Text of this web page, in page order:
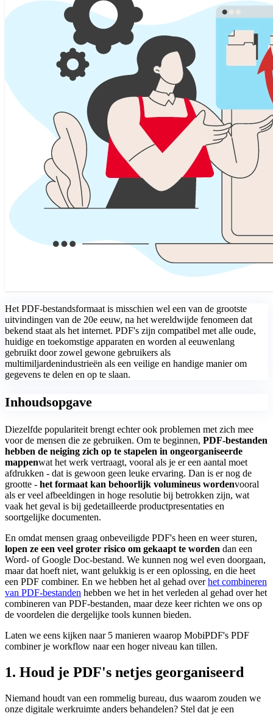
Het PDF-bestandsformaat is misschien wel een van de grootste
uitvindingen van de 20e eeuw, na het wereldwijde fenomeen dat
bekend staat als het internet. PDF's zijn compatibel met alle oude,
huidige en toekomstige apparaten en worden al eeuwenlang
gebruikt door zowel gewone gebruikers als
multimiljardenindustrieën als een veilige en handige manier om
gegevens te delen en op te slaan.
Inhoudsopgave
Diezelfde populariteit brengt echter ook problemen met zich mee
voor de mensen die ze gebruiken. Om te beginnen, PDF-bestanden
hebben de neiging zich op te stapelen in ongeorganiseerde
mappenwat het werk vertraagt, vooral als je er een aantal moet
afdrukken - dat is gewoon geen leuke ervaring. Dan is er nog de
grootte - het formaat kan behoorlijk volumineus wordenvooral
als er veel afbeeldingen in hoge resolutie bij betrokken zijn, wat
vaak het geval is bij gedetailleerde productpresentaties en
soortgelijke documenten.
En omdat mensen graag onbeveiligde PDF's heen en weer sturen,
lopen ze een veel groter risico om gekaapt te worden dan een
Word- of Google Doc-bestand. We kunnen nog wel even doorgaan,
maar dat hoeft niet, want gelukkig is er een oplossing, en die heet
een PDF combiner. En we hebben het al gehad overhet combineren
van PDF-bestanden hebben we het in het verleden al gehad over het
combineren van PDF-bestanden, maar deze keer richten we ons op
de voordelen die dergelijke tools kunnen bieden.
Laten we eens kijken naar 5 manieren waarop MobiPDF's PDF
combiner je workflow naar een hoger niveau kan tillen.
1. Houd je PDF's netjes georganiseerd
Niemand houdt van een rommelig bureau, dus waarom zouden we
onze digitale werkruimte anders behandelen? Stel dat je een